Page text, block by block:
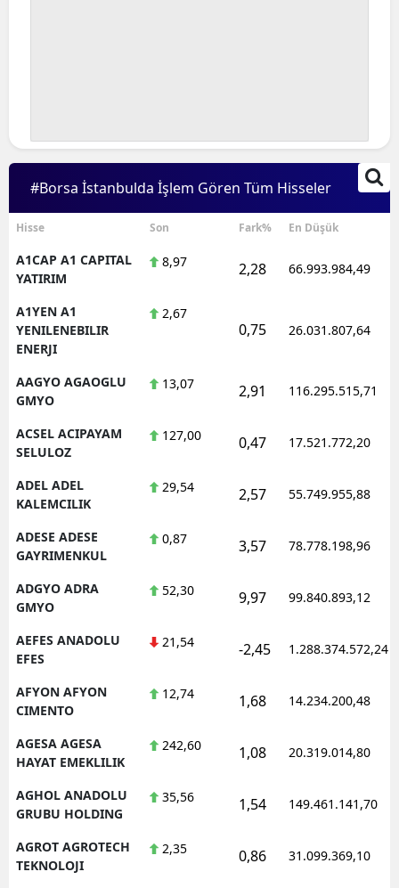
#Borsa İstanbulda İşlem Gören Tüm Hisseler
Hisse Son Fark% En Düşük
A1CAP A1 CAPITAL
YATIRIM
8,97 2,28 66.993.984,49
A1YEN A1
YENILENEBILIR
ENERJI
2,67
0,75 26.031.807,64
AAGYO AGAOGLU
GMYO
13,07 2,91 116.295.515,71
ACSEL ACIPAYAM
SELULOZ
127,00 0,47 17.521.772,20
ADEL ADEL
KALEMCILIK
29,54 2,57 55.749.955,88
ADESE ADESE
GAYRIMENKUL
0,87 3,57 78.778.198,96
ADGYO ADRA
GMYO
52,30 9,97 99.840.893,12
AEFES ANADOLU
EFES
21,54 -2,45 1.288.374.572,24
AFYON AFYON
CIMENTO
12,74 1,68 14.234.200,48
AGESA AGESA
HAYAT EMEKLILIK
242,60 1,08 20.319.014,80
AGHOL ANADOLU
GRUBU HOLDING
35,56 1,54 149.461.141,70
AGROT AGROTECH
TEKNOLOJI
2,35 0,86 31.099.369,10